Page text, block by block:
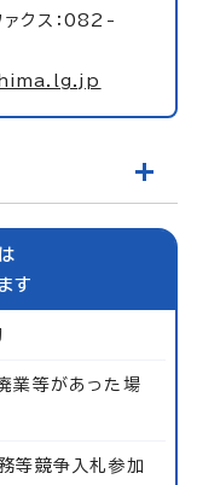
クス：082-
す
業等があった場
等競争入札参加